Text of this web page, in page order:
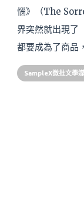
惱》（The
界突然就出現了
都要成為了商品
SampleX微批文學